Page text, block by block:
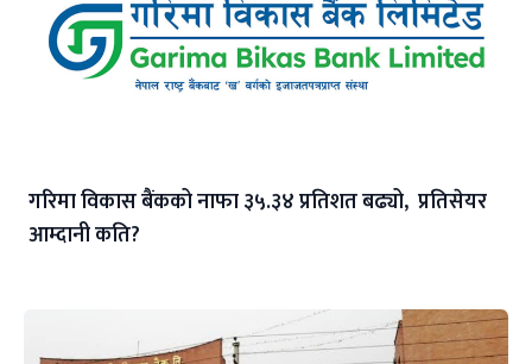
गरिमा विकास बैंकको नाफा ३५.३४ प्रतिशत बढ्यो, प्रतिसेयर
आम्दानी कति?